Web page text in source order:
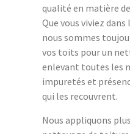
qualité en matière
Que vous viviez
nous sommes
vos toits pour un
enlevant toutes les
impuretés et
qui les recouvrent.
Nous appliquons